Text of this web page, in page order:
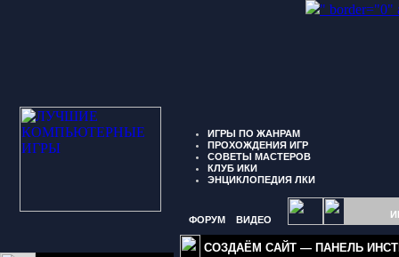
" border="0"
ИГРЫ ПО ЖАНРАМ
ПРОХОЖДЕНИЯ ИГР
СОВЕТЫ МАСТЕРОВ
КЛУБ ИКИ
ЭНЦИКЛОПЕДИЯ ЛКИ
ФОРУМ ВИДЕО
СОЗДАЁМ САЙТ — ПАНЕЛЬ